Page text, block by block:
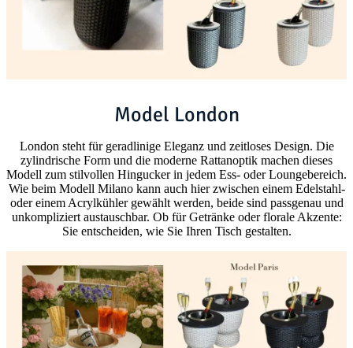
Model London
London steht für geradlinige Eleganz und zeitloses Design. Die
zylindrische Form und die moderne Rattanoptik machen dieses
Modell zum stilvollen Hingucker in jedem Ess- oder Loungebereich.
Wie beim Modell Milano kann auch hier zwischen einem Edelstahl-
oder einem Acrylkühler gewählt werden, beide sind passgenau und
unkompliziert austauschbar. Ob für Getränke oder florale Akzente:
Sie entscheiden, wie Sie Ihren Tisch gestalten.